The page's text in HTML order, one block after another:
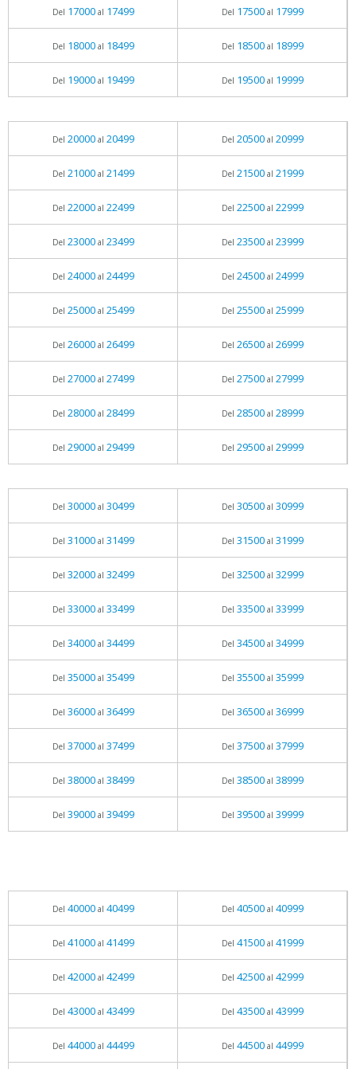
Del 17000al 17499 Del 17500al 17999
Del 18000al 18499 Del 18500al 18999
Del 19000al 19499 Del 19500al 19999
Del 20000al 20499 Del 20500al 20999
Del 21000al 21499 Del 21500al 21999
Del 22000al 22499 Del 22500al 22999
Del 23000al 23499 Del 23500al 23999
Del 24000al 24499 Del 24500al 24999
Del 25000al 25499 Del 25500al 25999
Del 26000al 26499 Del 26500al 26999
Del 27000al 27499 Del 27500al 27999
Del 28000al 28499 Del 28500al 28999
Del 29000al 29499 Del 29500al 29999
Del 30000al 30499 Del 30500al 30999
Del 31000al 31499 Del 31500al 31999
Del 32000al 32499 Del 32500al 32999
Del 33000al 33499 Del 33500al 33999
Del 34000al 34499 Del 34500al 34999
Del 35000al 35499 Del 35500al 35999
Del 36000al 36499 Del 36500al 36999
Del 37000al 37499 Del 37500al 37999
Del 38000al 38499 Del 38500al 38999
Del 39000al 39499 Del 39500al 39999
Del 40000al 40499 Del 40500al 40999
Del 41000al 41499 Del 41500al 41999
Del 42000al 42499 Del 42500al 42999
Del 43000al 43499 Del 43500al 43999
Del 44000al 44499 Del 44500al 44999